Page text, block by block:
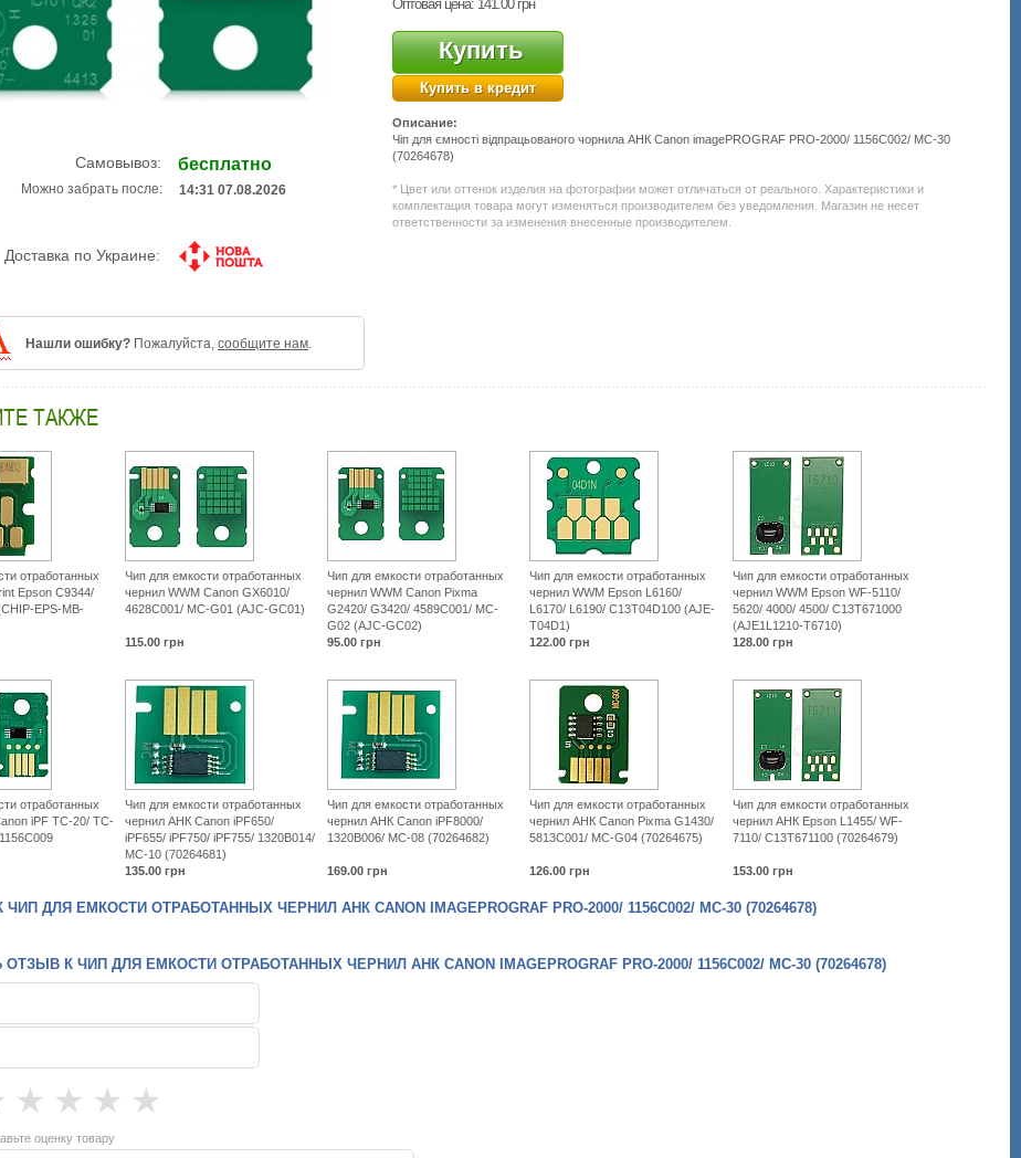
Самовывоз: бесплатно
Можно забрать после: 14:31 07.08.2026
Доставка по Украине:
Нашли ошибку? Пожалуйста, сообщите нам.
Оптовая цена: 141.00 грн
Купить
Купить в кредит
Описание:
Чіп для ємності відпрацьованого чорнила АНК Canon imagePROGRAF PRO-2000/ 1156C002/ MC-30
(70264678)
service.com.uacatalog/1119-
rashodnye-
materialy/5800-
mc-
* Цвет или оттенок изделия на фотографии может отличаться от реального. Характеристики и
комплектация товара могут изменяться производителем без уведомления. Магазин не несет
ответственности за изменения внесенные производителем.
ТАКЖЕ
отработанных
Epson C9344/
EPS-MB-
Чип для емкости отработанных
чернил WWM Canon GX6010/
4628C001/ MC-G01 (AJC-GC01)
Чип для емкости отработанных
чернил WWM Canon Pixma
G2420/ G3420/ 4589C001/ MC-
G02 (AJC-GC02)
Чип для емкости отработанных
чернил WWM Epson L6160/
L6170/ L6190/ C13T04D100 (AJE-
T04D1)
Чип для емкости отработанных
чернил WWM Epson WF-5110/
5620/ 4000/ 4500/ C13T671000
(AJE1L1210-T6710)
115.00 грн 95.00 грн 122.00 грн 128.00 грн
отработанных
iPF TC-20/ TC-
Чип для емкости отработанных
чернил АНК Canon iPF650/
iPF655/ iPF750/ iPF755/ 1320B014/
MC-10 (70264681)
Чип для емкости отработанных
чернил АНК Canon iPF8000/
1320B006/ MC-08 (70264682)
Чип для емкости отработанных
чернил АНК Canon Pixma G1430/
5813C001/ MC-G04 (70264675)
Чип для емкости отработанных
чернил АНК Epson L1455/ WF-
7110/ C13T671100 (70264679)
135.00 грн 169.00 грн 126.00 грн 153.00 грн
ДЛЯ ЕМКОСТИ ОТРАБОТАННЫХ ЧЕРНИЛ АНК CANON IMAGEPROGRAF PRO-2000/ 1156C002/ MC-30 (70264678)
К ЧИП ДЛЯ ЕМКОСТИ ОТРАБОТАННЫХ ЧЕРНИЛ АНК CANON IMAGEPROGRAF PRO-2000/ 1156C002/ MC-30 (70264678)
★
★
★
★
оценку товару